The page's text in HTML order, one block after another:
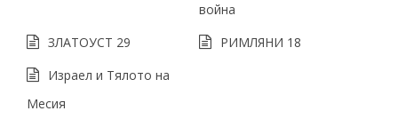
война
ЗЛАТОУСТ 29
РИМЛЯНИ 18
Израел и Тялото на
Месия